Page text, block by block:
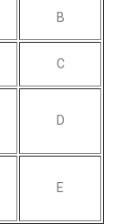
B
C
D
E